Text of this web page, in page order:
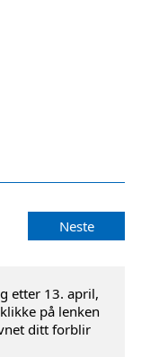
Neste
etter 13. april,
på lenken
ditt forblir